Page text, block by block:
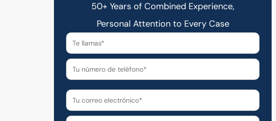
50+ Years of Combined Experience,
Personal Attention to Every Case